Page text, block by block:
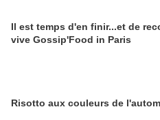
Il est temps d'en finir...et de
vive Gossip'Food in Paris
Risotto aux couleurs de